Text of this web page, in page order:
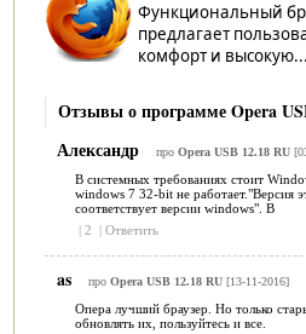
Функциональный
предлагает
комфорт и высокую...
Отзывы о программе Opera
Александр
про Opera USB 12.18 RU
В системных требованиях стоит
windows 7 32-bit не работает."Версия
соответствует версии windows". В
| 2 | Ответить
as про Opera USB 12.18 RU[13-11-2016]
Опера лучший браузер. Но только
обновлять их, пользуйтесь и все.